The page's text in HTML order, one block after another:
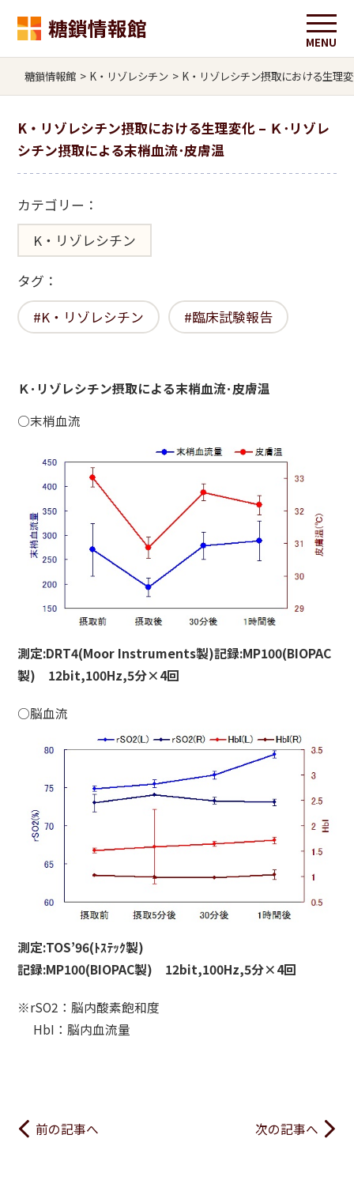
糖鎖情報館
糖鎖情報館 > K・リゾレシチン > K・リゾレシチン摂取における生理
K・リゾレシチン摂取における生理変化 – Ｋ･リゾレ
シチン摂取による末梢血流･皮膚温
カテゴリー：
K・リゾレシチン
タグ：
K・リゾレシチン
臨床試験報告
Ｋ･リゾレシチン摂取による末梢血流･皮膚温
○末梢血流
測定:DRT4(Moor Instruments製)記録:MP100(BIOPAC
製) 12bit,100Hz,5分×4回
○脳血流
測定:TOS’96(ﾄｽﾃｯｸ製)
記録:MP100(BIOPAC製) 12bit,100Hz,5分×4回
※rSO2：脳内酸素飽和度
HbI：脳内血流量
前の記事へ 次の記事へ